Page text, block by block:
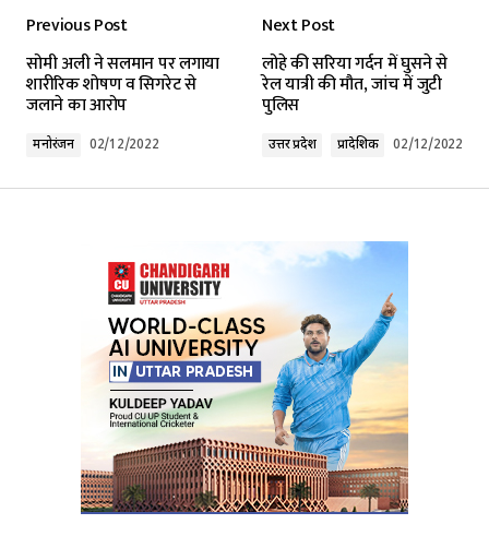
Previous Post
सोमी अली ने सलमान पर लगाया
शारीरिक शोषण व सिगरेट से
जलाने का आरोप
मनोरंजन 02/12/2022
Next Post
लोहे की सरिया गर्दन में घुसने से
रेल यात्री की मौत, जांच में जुटी
पुलिस
उत्तर प्रदेश प्रादेशिक 02/12/2022